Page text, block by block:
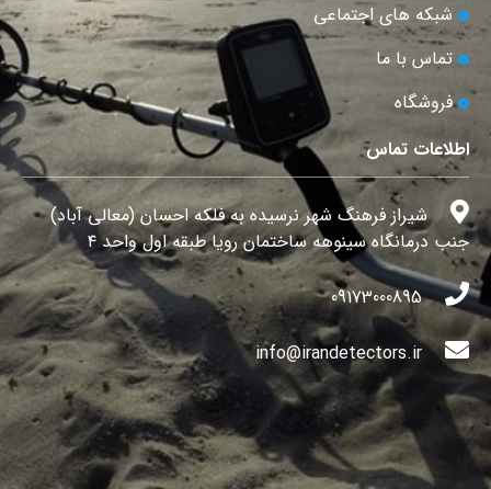
شبکه های اجتماعی
تماس با ما
فروشگاه
اطلاعات تماس
شیراز فرهنگ شهر نرسیده به فلکه احسان (معالی آباد)
جنب درمانگاه سینوهه ساختمان رویا طبقه اول واحد ۴
09173000895
info@irandetectors.ir